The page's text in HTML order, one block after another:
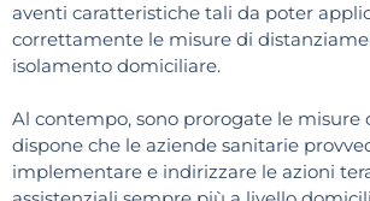
aventi caratteristiche tali da poter
correttamente le misure di
isolamento domiciliare.
Al contempo, sono prorogate le misure
dispone che le aziende sanitarie
implementare e indirizzare le azioni